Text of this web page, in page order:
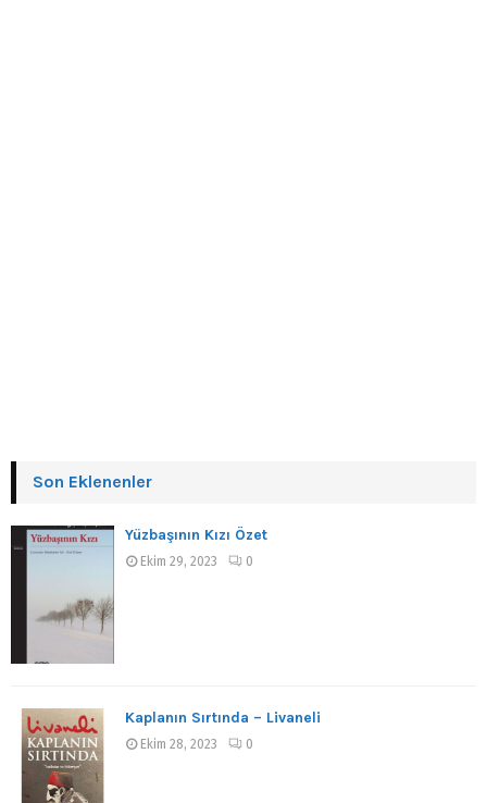
Son Eklenenler
Yüzbaşının Kızı Özet
Ekim 29, 2023 0
Kaplanın Sırtında – Livaneli
Ekim 28, 2023 0